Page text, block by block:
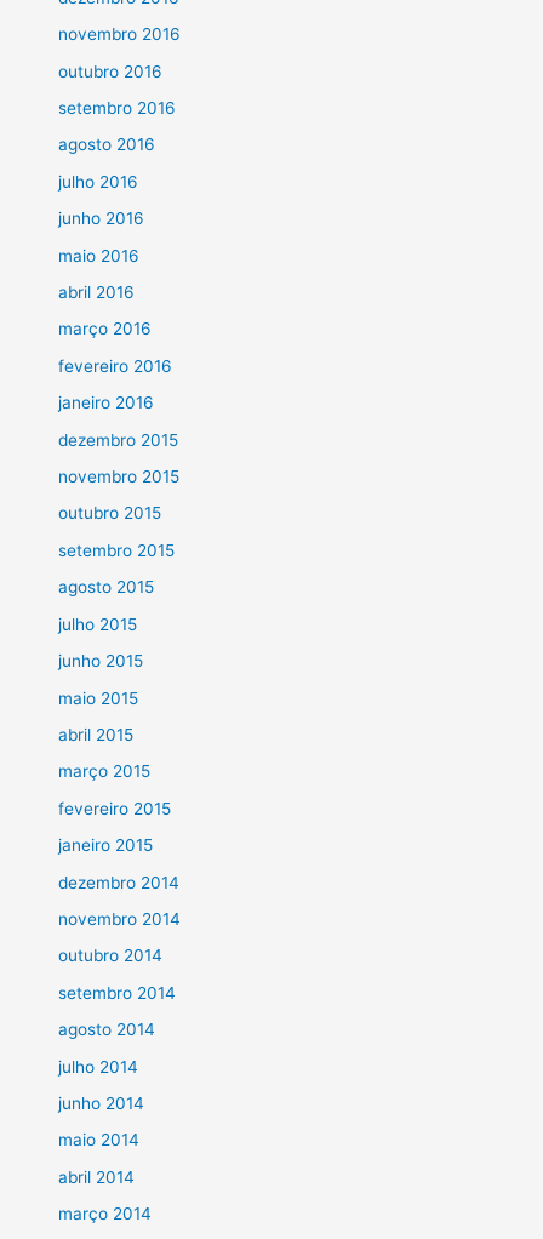
novembro 2016
outubro 2016
setembro 2016
agosto 2016
julho 2016
junho 2016
maio 2016
abril 2016
março 2016
fevereiro 2016
janeiro 2016
dezembro 2015
novembro 2015
outubro 2015
setembro 2015
agosto 2015
julho 2015
junho 2015
maio 2015
abril 2015
março 2015
fevereiro 2015
janeiro 2015
dezembro 2014
novembro 2014
outubro 2014
setembro 2014
agosto 2014
julho 2014
junho 2014
maio 2014
abril 2014
março 2014